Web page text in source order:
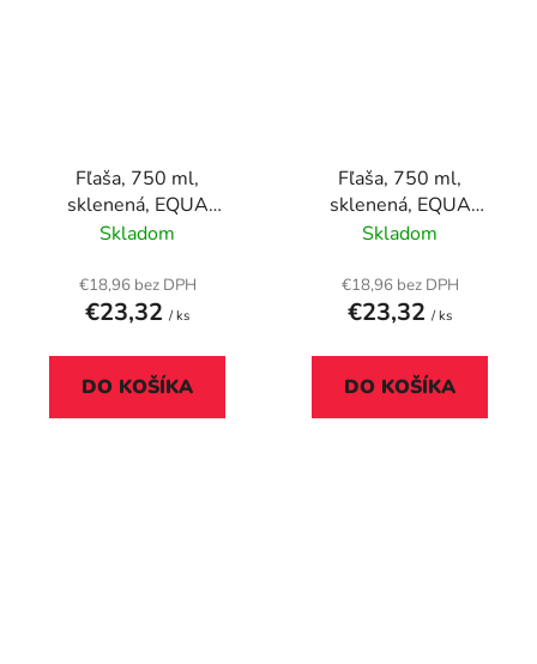
Fľaša, 750 ml,
sklenená, EQUA
"Mismatch Béžová"
Skladom
€18,96 bez DPH
€23,32 / ks
DO KOŠÍKA
Fľaša, 750 ml,
sklenená, EQUA
"Mismatch Silver"
Skladom
€18,96 bez DPH
€23,32 / ks
DO KOŠÍKA